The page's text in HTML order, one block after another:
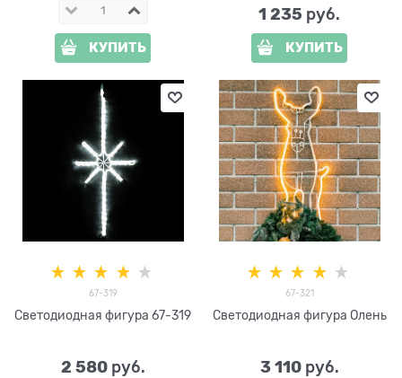
КУПИТЬ
1 235 руб.
КУПИТЬ
67-319
Светодиодная фигура 67-319
2 580 руб.
67-321
Светодиодная фигура Олень
3 110 руб.